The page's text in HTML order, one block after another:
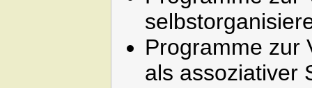
Programme zur
als assoziativer